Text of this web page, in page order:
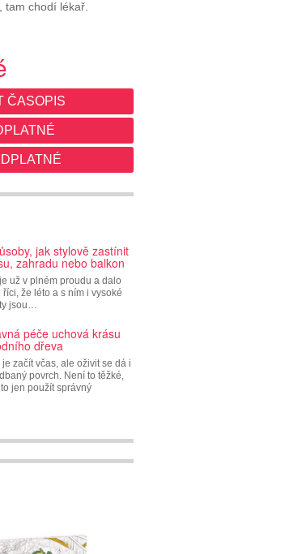
tam chodí lékař.
ČASOPIS
jak stylově zastínit
zahradu nebo balkon
už v plném proudu a dalo
říci, že léto a s ním i vysoké
jsou…
péče uchová krásu
dřeva
je začít včas, ale oživit se dá i
povrch. Není to těžké,
jen použít správný